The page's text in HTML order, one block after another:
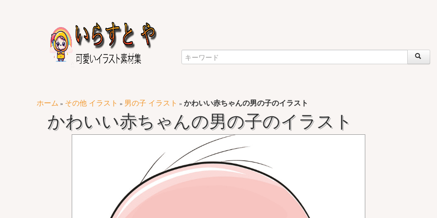
ホーム » その他 イラスト » 男の子 イラスト » かわいい赤ちゃんの男の子のイラスト
かわいい赤ちゃんの男の子のイラスト